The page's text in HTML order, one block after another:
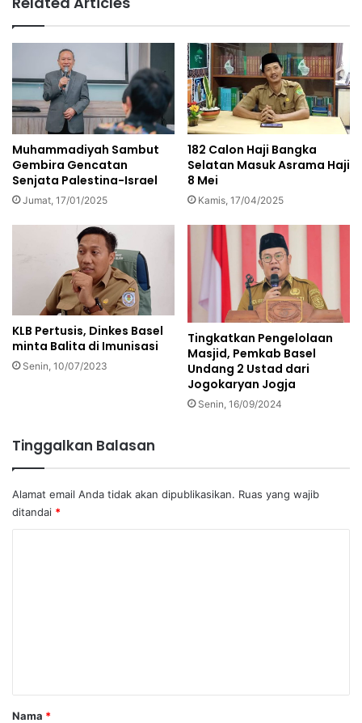
Muhammadiyah Sambut
Gembira Gencatan
Senjata Palestina-Israel
Jumat, 17/01/2025
182 Calon Haji Bangka
Selatan Masuk Asrama Haji
8 Mei
Kamis, 17/04/2025
KLB Pertusis, Dinkes Basel
minta Balita di Imunisasi
Senin, 10/07/2023
Tingkatkan Pengelolaan
Masjid, Pemkab Basel
Undang 2 Ustad dari
Jogokaryan Jogja
Senin, 16/09/2024
Tinggalkan Balasan
Alamat email Anda tidak akan dipublikasikan. Ruas yang wajib
ditandai *
rNama *